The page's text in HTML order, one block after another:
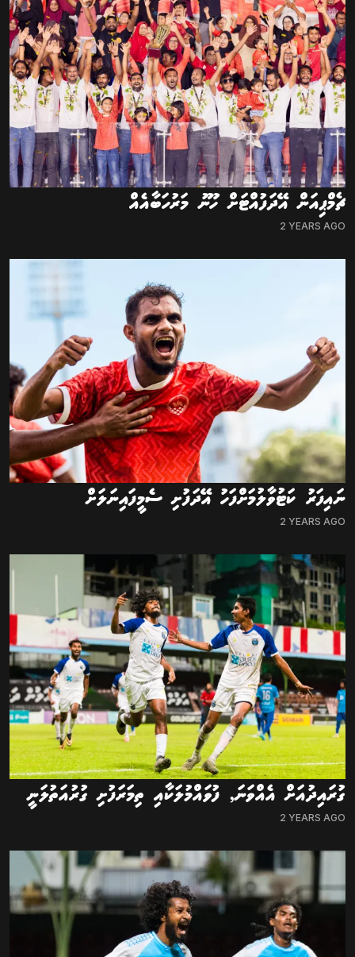
ޗެމްޕިއަން އޭދަފުއްޓަށް ހޫނު މަރުހަބާއެއް
2 YEARS AGO
ނައިފަރު ކަޓުވާލުމަށްފަހު އޭދަފުށި ސެމީފައިނަލަށް
2 YEARS AGO
ގުރައިދުއަށް އެއްވަނަ, ފުވައްމުލަކާއި ތިމަރަފުށި ގުރުއަތުލަނީ
2 YEARS AGO